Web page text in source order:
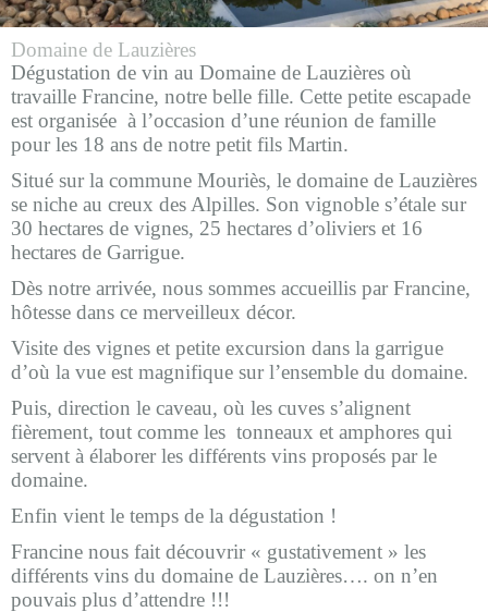
Domaine de Lauzières
Dégustation de vin au Domaine de Lauzières où
travaille Francine, notre belle fille. Cette petite escapade
est organisée à l’occasion d’une réunion de famille
pour les 18 ans de notre petit fils Martin.
Situé sur la commune Mouriès, le domaine de Lauzières
se niche au creux des Alpilles. Son vignoble s’étale sur
30 hectares de vignes, 25 hectares d’oliviers et 16
hectares de Garrigue.
Dès notre arrivée, nous sommes accueillis par Francine,
hôtesse dans ce merveilleux décor.
Visite des vignes et petite excursion dans la garrigue
d’où la vue est magnifique sur l’ensemble du domaine.
Puis, direction le caveau, où les cuves s’alignent
fièrement, tout comme les tonneaux et amphores qui
servent à élaborer les différents vins proposés par le
domaine.
Enfin vient le temps de la dégustation !
Francine nous fait découvrir « gustativement » les
différents vins du domaine de Lauzières…. on n’en
pouvais plus d’attendre !!!